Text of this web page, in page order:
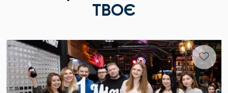
ТВОЄ